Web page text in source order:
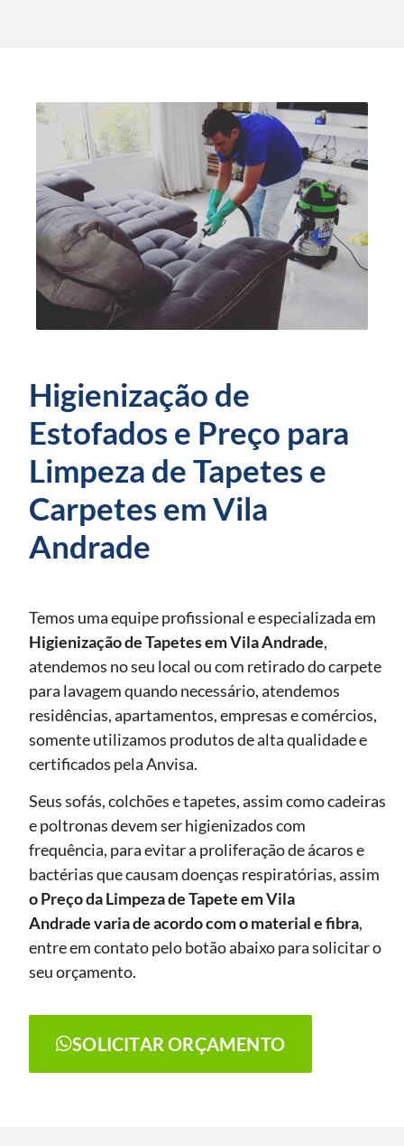
Higienização de
Estofados e Preço para
Limpeza de Tapetes e
Carpetes em Vila
Andrade
Temos uma equipe profissional e especializada em
Higienização de Tapetesem Vila Andrade,
atendemos no seu local ou com retirado do carpete
para lavagem quando necessário, atendemos
residências, apartamentos, empresas e comércios,
somente utilizamos produtos de alta qualidade e
certificados pela Anvisa.
Seus sofás, colchões e tapetes, assim como cadeiras
e poltronas devem ser higienizados com
frequência, para evitar a proliferação de ácaros e
bactérias que causam doenças respiratórias, assim
o Preço da Limpeza de Tapeteem Vila
Andradevaria de acordo com o material e fibra,
entre em contato pelo botão abaixo para solicitar o
seu orçamento.
SOLICITAR ORÇAMENTO